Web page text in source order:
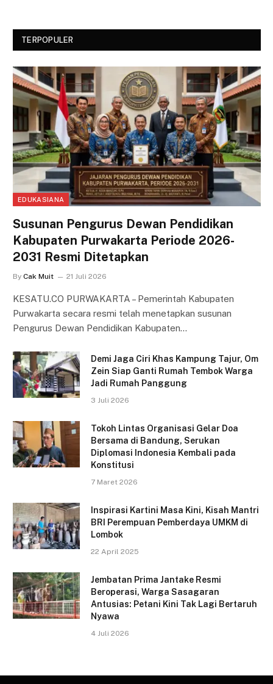
TERPOPULER
EDUKASIANA
Susunan Pengurus Dewan Pendidikan
Kabupaten Purwakarta Periode 2026-
2031 Resmi Ditetapkan
By Cak Muit 21 Juli 2026
KESATU.CO PURWAKARTA – Pemerintah Kabupaten
Purwakarta secara resmi telah menetapkan susunan
Pengurus Dewan Pendidikan Kabupaten…
Demi Jaga Ciri Khas Kampung Tajur, Om
Zein Siap Ganti Rumah Tembok Warga
Jadi Rumah Panggung
3 Juli 2026
Tokoh Lintas Organisasi Gelar Doa
Bersama di Bandung, Serukan
Diplomasi Indonesia Kembali pada
Konstitusi
7 Maret 2026
Inspirasi Kartini Masa Kini, Kisah Mantri
BRI Perempuan Pemberdaya UMKM di
Lombok
22 April 2025
Jembatan Prima Jantake Resmi
Beroperasi, Warga Sasagaran
Antusias: Petani Kini Tak Lagi Bertaruh
Nyawa
4 Juli 2026